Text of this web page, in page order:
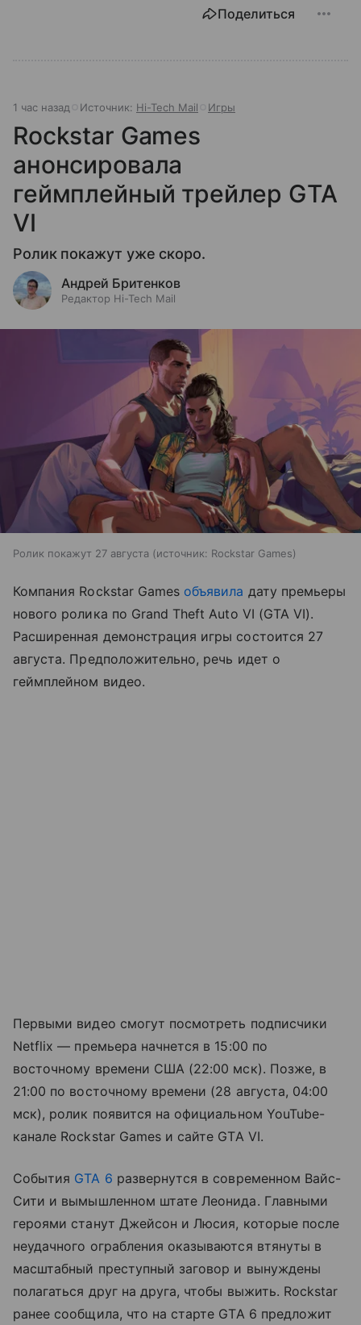
Поделиться
1 час назад Источник: Hi-Tech Mail Игры
Rockstar Games
анонсировала
геймплейный трейлер GTA
VI
Ролик покажут уже скоро.
Андрей Бритенков
Редактор Hi-Tech Mail
Ролик покажут 27 августа источник: Rockstar Games
Компания Rockstar Games объявила дату премьеры
нового ролика по Grand Theft Auto VI (GTA VI).
Расширенная демонстрация игры состоится 27
августа. Предположительно, речь идет о
геймплейном видео.
Первыми видео смогут посмотреть подписчики
Netflix — премьера начнется в 15:00 по
восточному времени США (22:00 мск). Позже, в
21:00 по восточному времени (28 августа, 04:00
мск), ролик появится на официальном YouTube-
канале Rockstar Games и сайте GTA VI.
События GTA 6 развернутся в современном Вайс-
Сити и вымышленном штате Леонида. Главными
героями станут Джейсон и Люсия, которые после
неудачного ограбления оказываются втянуты в
масштабный преступный заговор и вынуждены
полагаться друг на друга, чтобы выжить. Rockstar
ранее сообщила, что на старте GTA 6 предложит